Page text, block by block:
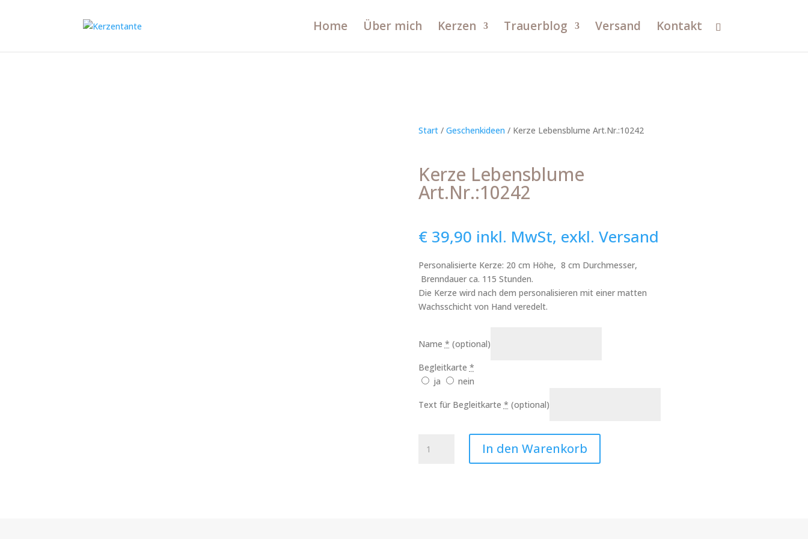
Home Über mich Kerzen Trauerblog Versand Kontakt
Start/ Geschenkideen / Kerze Lebensblume Art.Nr.:10242
Kerze Lebensblume
Art.Nr.:10242
€39,90 inkl. MwSt, exkl. Versand
Personalisierte Kerze: 20 cm Höhe, 8 cm Durchmesser,
Brenndauer ca. 115 Stunden.
Die Kerze wird nach dem personalisieren mit einer matten
Wachsschicht von Hand veredelt.
Name * (optional)
Begleitkarte *
ja
nein
Text für Begleitkarte * (optional)
Lebensblume
In den Warenkorb